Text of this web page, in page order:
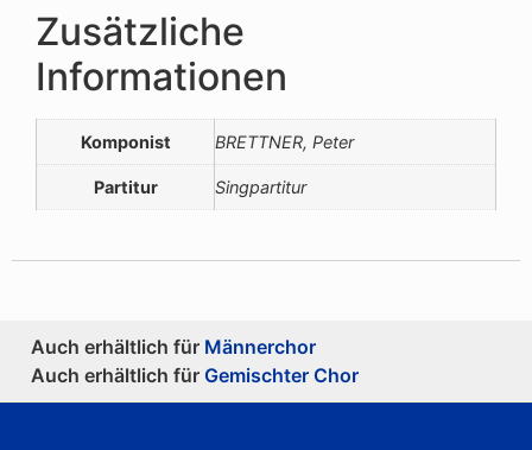
Zusätzliche
Informationen
Komponist BRETTNER, Peter
Partitur Singpartitur
Auch erhältlich für Männerchor
Auch erhältlich für Gemischter Chor